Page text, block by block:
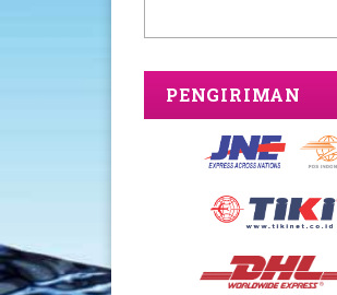
PENGIRIMAN